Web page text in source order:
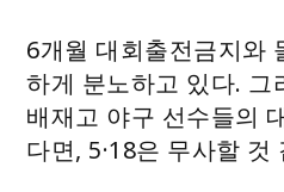
6개월 대회출전금지와
하게 분노하고 있다. 그
배재고 야구 선수들의
다면, 5·18은 무사할 것